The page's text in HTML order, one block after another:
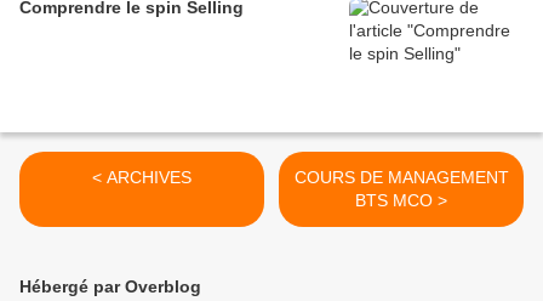
Comprendre le spin Selling
< ARCHIVES
COURS DE MANAGEMENT
BTS MCO >
Hébergé par Overblog